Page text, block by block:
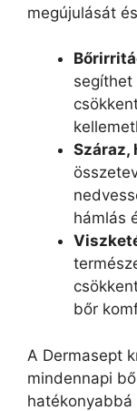
megújulását
segíthet
Száraz,
hámlás
bőr
A Dermasept
mindennapi
hatékonyabbá